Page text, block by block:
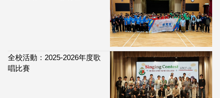
全校活動：2025-2026年度歌
唱比賽